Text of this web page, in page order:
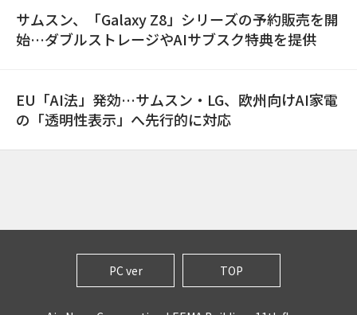
サムスン、「Galaxy Z8」シリーズの予約販売を開
始…ダブルストレージやAIサブスク特典を提供
EU「AI法」発効…サムスン・LG、欧州向けAI家電
の「透明性表示」へ先行的に対応
PC ver TOP